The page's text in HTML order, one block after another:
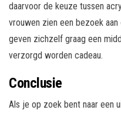
daarvoor de keuze tussen
vrouwen zien een bezoek
geven zichzelf graag een
verzorgd worden cadeau.
Conclusie
Als je op zoek bent naar een